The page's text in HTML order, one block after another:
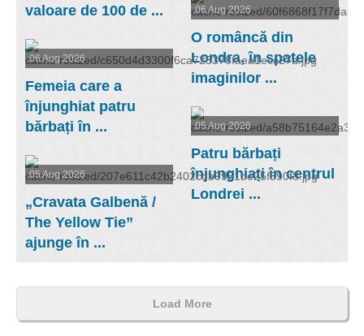
valoare de 100 de ...
06 Aug 2026
O româncă din
Londra, în spatele
imaginilor ...
06 Aug 2026
Femeia care a
înjunghiat patru
bărbați în ...
05 Aug 2026
Patru bărbați
înjunghiați în centrul
Londrei ...
05 Aug 2026
„Cravata Galbenă /
The Yellow Tie”
ajunge în ...
Load More